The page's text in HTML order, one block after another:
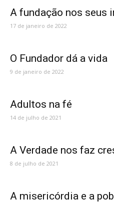
A fundação nos seus
17 de janeiro de 2022
O Fundador dá a vida
9 de janeiro de 2022
Adultos na fé
14 de julho de 2021
A Verdade nos faz
8 de julho de 2021
A misericórdia e a